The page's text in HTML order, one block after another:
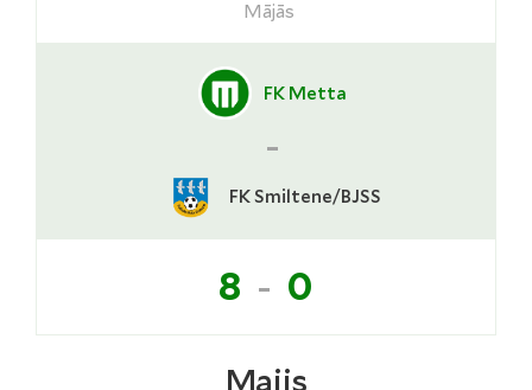
Mājās
FK Metta
-
FK Smiltene/BJSS
8 - 0
Maijs